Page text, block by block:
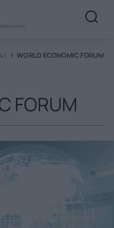
WORLD ECONOMIC FORUM
FORUM